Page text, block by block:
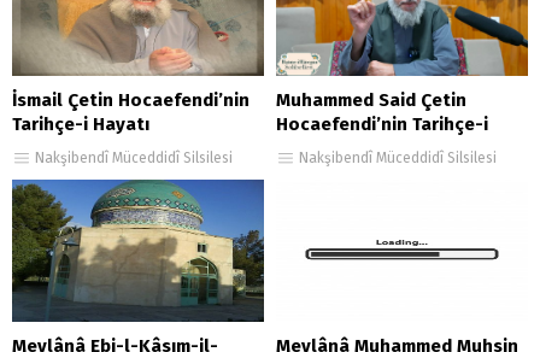
İsmail Çetin Hocaefendi’nin
Tarihçe-i Hayatı
Nakşibendî Müceddidî Silsilesi
Muhammed Said Çetin
Hocaefendi’nin Tarihçe-i
HayatıNakşibendî Müceddidî Silsilesi
Mevlânâ Ebi-l-Kâsım-il-
Mevlânâ Muhammed Muhsin